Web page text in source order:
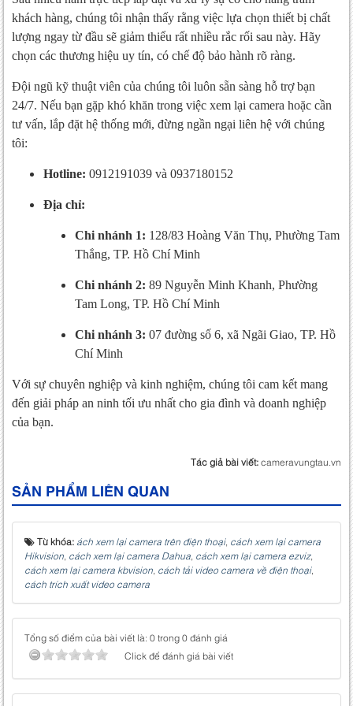
khách hàng, chúng tôi nhận thấy rằng việc lựa chọn thiết bị chất
lượng ngay từ đầu sẽ giảm thiểu rất nhiều rắc rối sau này. Hãy
chọn các thương hiệu uy tín, có chế độ bảo hành rõ ràng.
Đội ngũ kỹ thuật viên của chúng tôi luôn sẵn sàng hỗ trợ bạn
24/7. Nếu bạn gặp khó khăn trong việc xem lại camera hoặc cần
tư vấn, lắp đặt hệ thống mới, đừng ngần ngại liên hệ với chúng
tôi:
Hotline: 0912191039 và 0937180152
Địa chỉ:
Chi nhánh 1: 128/83 Hoàng Văn Thụ, Phường Tam
Thắng, TP. Hồ Chí Minh
Chi nhánh 2: 89 Nguyễn Minh Khanh, Phường
Tam Long, TP. Hồ Chí Minh
Chi nhánh 3: 07 đường số 6, xã Ngãi Giao, TP. Hồ
Chí Minh
Với sự chuyên nghiệp và kinh nghiệm, chúng tôi cam kết mang
đến giải pháp an ninh tối ưu nhất cho gia đình và doanh nghiệp
của bạn.
Tác giả bài viết:cameravungtau.vn
SẢN PHẨM LIÊN QUAN
Từ khóa: ách xem lại camera trên điện thoại, cách xem lại camera
Hikvision cách xem lại camera Dahua cách xem lại camera ezviz,
cách xem lại camera kbvision cách tải video camera về điện thoại,
cách trích xuất video camera
Tổng số điểm của bài viết là: 0 trong 0 đánh giá
Click để đánh giá bài viết